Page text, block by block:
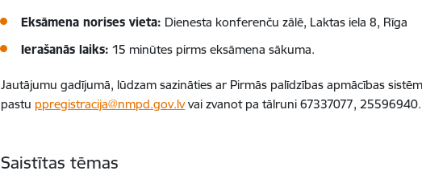
Eksāmena norises vieta: Dienesta konferenču zālē, Laktas iela 8, Rīga
Ierašanās laiks: 15 minūtes pirms eksāmena sākuma.
Jautājumu gadījumā, lūdzam sazināties ar Pirmās palīdzības apmācības
pastu ppregistracija@nmpd.gov.lvvai zvanot pa tālruni 67337077, 25596940.
Saistītas tēmas